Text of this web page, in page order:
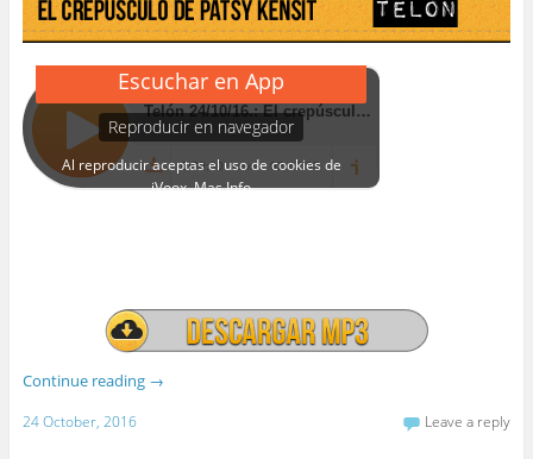
Continue reading →
24 October, 2016 Leave a reply